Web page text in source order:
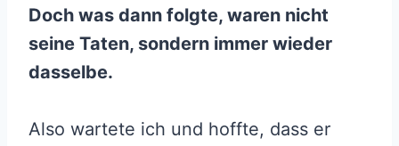
Doch was dann folgte, waren nicht
seine Taten, sondern immer wieder
dasselbe.
Also wartete ich und hoffte, dass er